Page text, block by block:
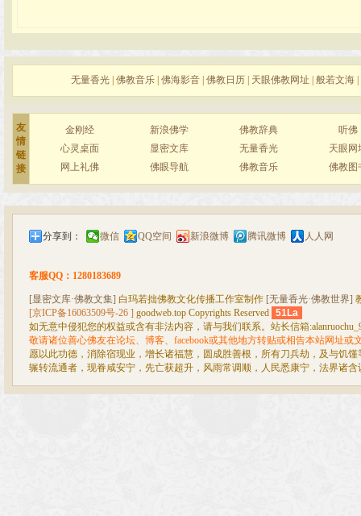
无量香光 佛教音乐 佛海影音 佛教日历 天眼佛教网址 般若文海
友
情
链
接
金刚经 新浪佛学 佛教辞典
听佛
心灵桌面
显密文库 无量香光
天眼网
网上礼佛
佛眼导航 佛教音乐 佛教图
分享到： 微信 QQ空间 新浪微博 腾讯微博 人人网
客服QQ：1280183689
[显密文库·佛教文集] 白玛若拙佛教文化传播工作室制作 [无量香光·佛教世界]
[京ICP备16063509号-26 ] goodweb.top Copyrights Reserved 51La
如无意中侵犯您的权益或含有非法内容，请与我们联系。站长信箱
敬请诸位善心佛友在论坛、博客、facebook或其他地方转贴或相告本站网址或
愿以此功德，消除宿现业，增长诸福慧，圆成胜善根，所有刀兵劫，及与饥
辗转流通者，现眷咸安宁，先亡获超升，风雨常调顺，人民悉康宁，法界诸含